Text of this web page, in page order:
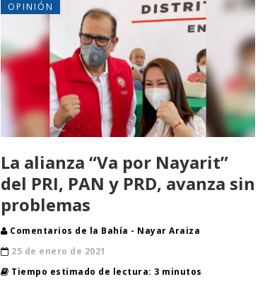
OPINIÓN
La alianza “Va por Nayarit”
del PRI, PAN y PRD, avanza sin
problemas
Comentarios de la Bahía - Nayar Araiza
25 de enero de 2021
Tiempo estimado de lectura: 3 minutos